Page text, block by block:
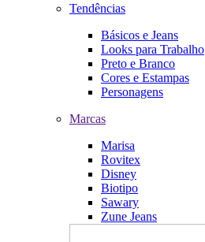
Tendências
Básicos e Jeans
Looks para Trabalho
Preto e Branco
Cores e Estampas
Personagens
Marcas
Marisa
Rovitex
Disney
Biotipo
Sawary
Zune Jeans